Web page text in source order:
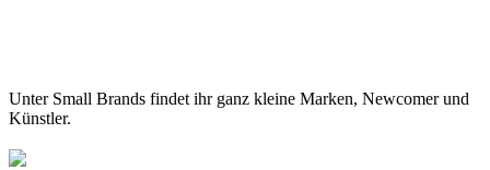
Unter Small Brands findet ihr ganz kleine Marken, Newcomer und
Künstler.